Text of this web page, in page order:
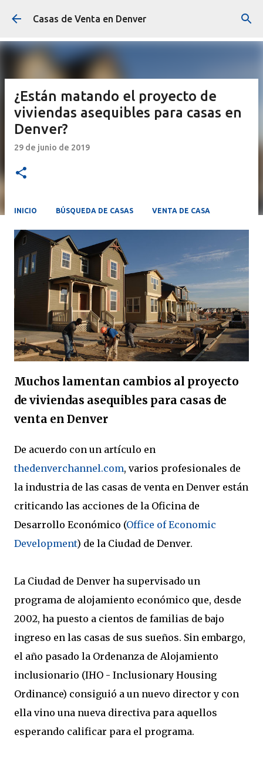
Ir al contenido principal
Casas de Venta en Denver
¿Están matando el proyecto de
viviendas asequibles para casas en
Denver?
29 de junio de 2019
INICIO BÚSQUEDA DE CASAS VENTA DE CASA
Muchos lamentan cambios al proyecto
de viviendas asequibles para casas de
venta en Denver
De acuerdo con un artículo en
thedenverchannel.com, varios profesionales de
la industria de las casas de venta en Denver están
criticando las acciones de la Oficina de
Desarrollo Económico (Office of Economic
Development) de la Ciudad de Denver.
La Ciudad de Denver ha supervisado un
programa de alojamiento económico que, desde
2002, ha puesto a cientos de familias de bajo
ingreso en las casas de sus sueños. Sin embargo,
el año pasado la Ordenanza de Alojamiento
inclusionario (IHO - Inclusionary Housing
Ordinance) consiguió a un nuevo director y con
ella vino una nueva directiva para aquellos
esperando calificar para el programa.